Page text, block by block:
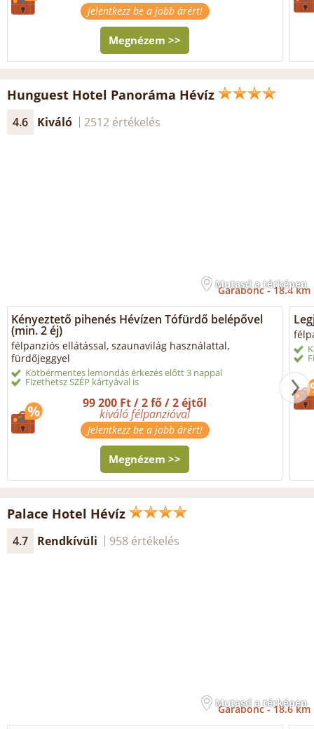
Jelentkezz be a jobb árért!
Megnézem >>
Hunguest Hotel Panoráma Hévíz
4.6 Kiváló 2512 értékelés
Mutasd a térképen
Garabonc -18.4 km
Kényeztető pihenés Hévízen Tófürdő belépővel
(min. 2 éj)
félpanziós ellátással, szaunavilág használattal,
fürdőjeggyel
Kötbérmentes lemondás érkezés előtt 3 nappal
Fizethetsz SZÉP kártyával is
99 200 Ft / 2 fő / 2 éjtől
kiváló félpanzióval
Jelentkezz be a jobb árért!
Megnézem >>
Palace Hotel Hévíz
4.7 Rendkívüli 958 értékelés
Mutasd a térképen
Garabonc -18.6 km